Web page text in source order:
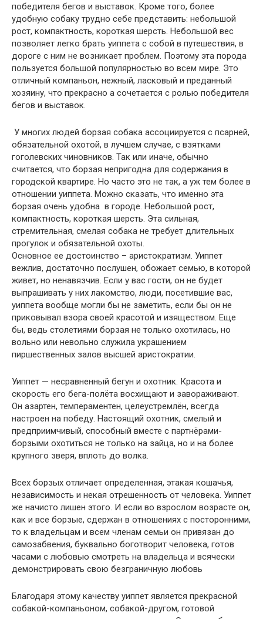
победителя бегов и выставок. Кроме того, более
удобную собаку трудно себе представить: небольшой
рост, компактность, короткая шерсть. Небольшой вес
позволяет легко брать уиппета с собой в путешествия, в
дороге с ним не возникает проблем. Поэтому эта порода
пользуется большой популярностью во всем мире. Это
отличный компаньон, нежный, ласковый и преданный
хозяину, что прекрасно а сочетается с ролью победителя
бегов и выставок.
У многих людей борзая собака ассоциируется с псарней,
обязательной охотой, в лучшем случае, с взятками
гоголевских чиновников. Так или иначе, обычно
считается, что борзая непригодна для содержания в
городской квартире. Но часто это не так, а уж тем более в
отношении уиппета. Можно сказать, что именно эта
борзая очень удобна в городе. Небольшой рост,
компактность, короткая шерсть. Эта сильная,
стремительная, смелая собака не требует длительных
прогулок и обязательной охоты.
Основное ее достоинство – аристократизм. Уиппет
вежлив, достаточно послушен, обожает семью, в которой
живет, но ненавязчив. Если у вас гости, он не будет
выпрашивать у них лакомство, люди, посетившие вас,
уиппета вообще могли бы не заметить, если бы он не
приковывал взора своей красотой и изяществом. Еще
бы, ведь столетиями борзая не только охотилась, но
вольно или невольно служила украшением
пиршественных залов высшей аристократии.
Уиппет — несравненный бегун и охотник. Красота и
скорость его бега­-полёта восхищают и завораживают.
Он азартен, темпераментен, целеустремлён, всегда
настроен на победу. Настоящий охотник, смелый и
предприимчивый, способный вместе с партнёрами­
борзыми охотиться не только на зайца, но и на более
крупного зверя, вплоть до волка.
Всех борзых отличает определенная, этакая кошачья,
независимость и некая отрешенность от человека. Уиппет
же начисто лишен этого. И если во взрослом возрасте он,
как и все борзые, сдержан в отношениях с посторонними,
то к владельцам и всем членам семьи он привязан до
самозабвения, буквально боготворит человека, готов
часами с любовью смотреть на владельца и всячески
демонстрировать свою безграничную любовь
Благодаря этому качеству уиппет является прекрасной
собакой­-компаньоном, собакой­-другом, готовой